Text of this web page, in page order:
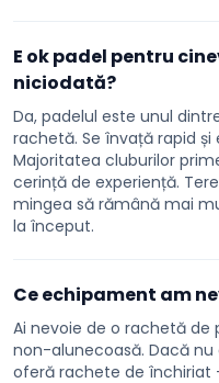
E ok padel pentru
niciodată?
Da, padelul este unul
rachetă. Se învață rapid
Majoritatea cluburilor
cerință de experiență.
mingea să rămână mai
la început.
Ce echipament am
Ai nevoie de o rachetă
non-alunecoasă. Dacă
oferă rachete de închiriat